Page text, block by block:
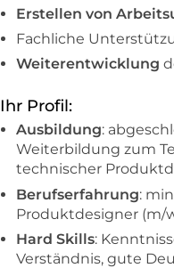
Erstellen von
Fachliche
Weiterentwicklung
Ihr Profil:
Ausbildung:
Weiterbildung zum
technischer
Berufserfahrung:
Produktdesigner (m/
Hard Skills:
Verständnis, gute